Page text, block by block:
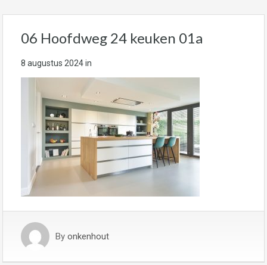
06 Hoofdweg 24 keuken 01a
8 augustus 2024in
By onkenhout